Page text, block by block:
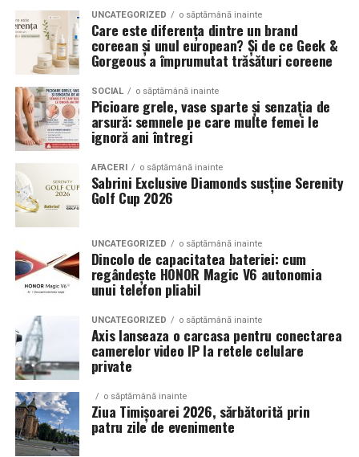
a transforma fiecare eveniment într-o amintire
deosebită pentru participanți.
proportiile, chiar daca restul masinii este bine realizat.
Anvelopele ca element vizual la show-uri auto
La evenimentele auto din Cluj, anvelopele nu sunt doar
componente functionale, ci si elemente vizuale. Publicul
si fotografii surprind adesea detalii precum modul in
care roata umple aripa, distanta fata de caroserie si
aspectul general al ansamblului roata-janta.
Anvelopele curate, cu dimensiuni corecte si uzura
masini de show. In multe cazuri, acestea completeaza
jantele si intaresc conceptul ales de proprietar, fie ca
vorbim despre un stil elegant, sportiv sau minimalist.
Echilibrul dintre estetica si utilizare reala
Un aspect specific evenimentelor auto din Cluj este
prezenta multor masini care nu sunt doar proiecte de
show, ci si vehicule utilizate zilnic. Proprietarii acestora
cauta solutii care sa le permita sa participe la
evenimente fara a sacrifica complet confortul sau
siguranta pe drumurile publice.
UNCATEGORIZED o săptămână inainte
Care este diferența dintre un brand
coreean și unul european? Și de ce Geek &
Gorgeous a împrumutat trăsături coreene
SOCIAL o săptămână inainte
Picioare grele, vase sparte și senzația de
arsură: semnele pe care multe femei le
ignoră ani întregi
AFACERI o săptămână inainte
Sabrini Exclusive Diamonds susține Serenity
Golf Cup 2026
UNCATEGORIZED o săptămână inainte
Dincolo de capacitatea bateriei: cum
regândește HONOR Magic V6 autonomia
unui telefon pliabil
UNCATEGORIZED o săptămână inainte
Axis lanseaza o carcasa pentru conectarea
camerelor video IP la retele celulare
private
o săptămână inainte
Ziua Timișoarei 2026, sărbătorită prin
patru zile de evenimente